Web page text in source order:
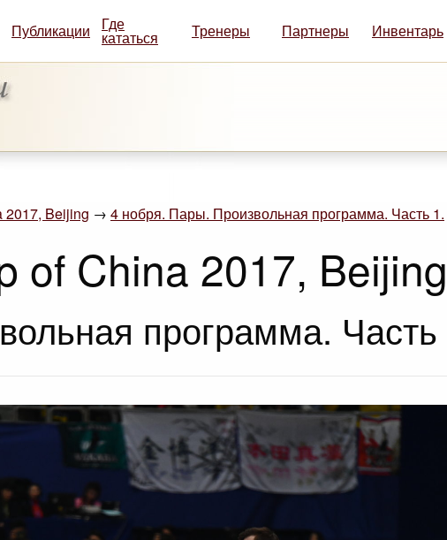
Публикации Где
кататься Тренеры Партнеры Инвентарь
2017, Beijing → 4 нобря. Пары. Произвольная программа. Часть 1.
of China 2017, Beijing
программа. Часть